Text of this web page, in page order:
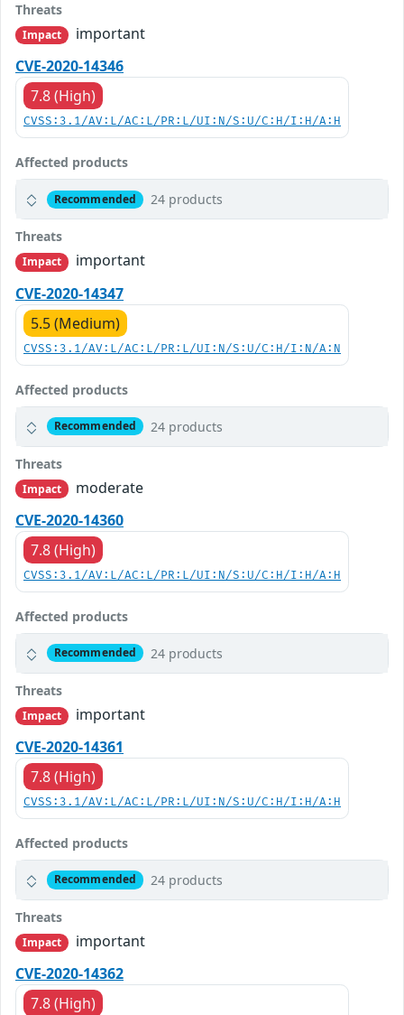
Threats
Impact
important
CVE-2020-14346
7.8 (High)
CVSS:3.1/AV:L/AC:L/PR:L/UI:N/S:U/C:H/I:H/A:H
Affected products
Recommended 24 products
Threats
Impact
important
CVE-2020-14347
5.5 (Medium)
CVSS:3.1/AV:L/AC:L/PR:L/UI:N/S:U/C:H/I:N/A:N
Affected products
Recommended 24 products
Threats
Impact
moderate
CVE-2020-14360
7.8 (High)
CVSS:3.1/AV:L/AC:L/PR:L/UI:N/S:U/C:H/I:H/A:H
Affected products
Recommended 24 products
Threats
Impact
important
CVE-2020-14361
7.8 (High)
CVSS:3.1/AV:L/AC:L/PR:L/UI:N/S:U/C:H/I:H/A:H
Affected products
Recommended 24 products
Threats
Impact
important
CVE-2020-14362
7.8 (High)